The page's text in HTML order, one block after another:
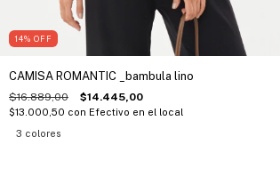
14% OFF
CAMISA ROMANTIC _bambula lino
$16.889,00 $14.445,00
$13.000,50 con Efectivo en el local
3 colores